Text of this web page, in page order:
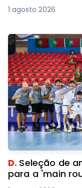
1 agosto 2026
D. Seleção de
para a 'main